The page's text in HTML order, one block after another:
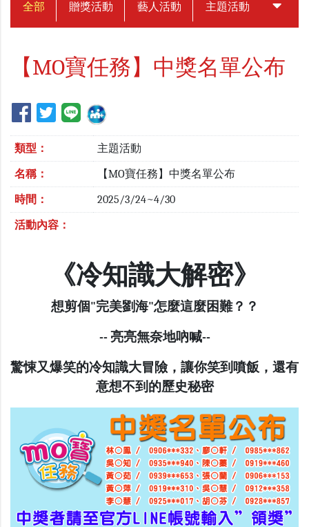
全部 贈獎活動 藝人活動 主題活動 中獎名
【MO寶任務】中獎名單公布
類型： 主題活動
名稱： 【MO寶任務】中獎名單公布
時間： 2025/3/24~4/30
活動內容：
《冷知識大解密》
想剪個"完美劉海"怎麼這麼困難？？
-- 亮亮無奈地吶喊--
驚悚又爆笑的冷知識大冒險，讓你笑到噴飯，還有
意想不到的歷史秘密